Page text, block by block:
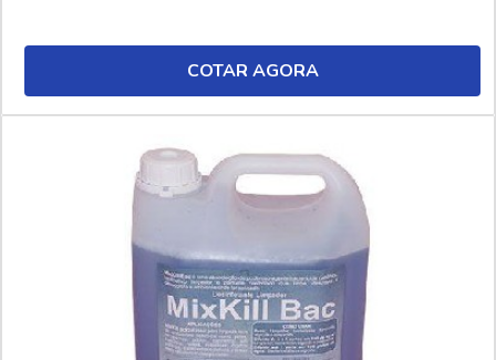
COTAR AGORA